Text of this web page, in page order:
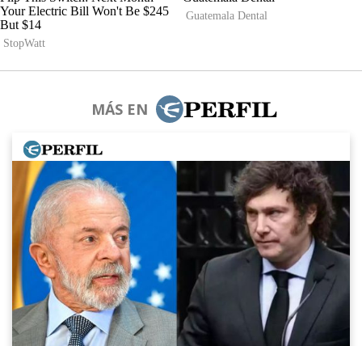
MÁS EN